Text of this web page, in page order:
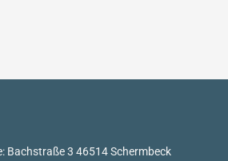
Bachstraße 3 46514 Schermbeck